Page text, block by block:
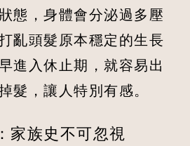
態，身體會分泌過多壓
亂頭髮原本穩定的生長
進入休止期，就容易出
髮，讓人特別有感。
家族史不可忽視